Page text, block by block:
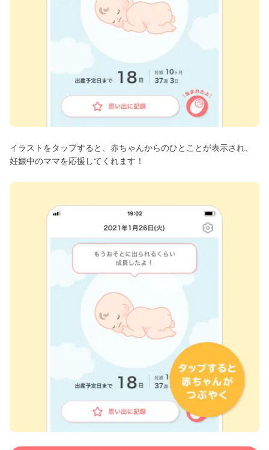
イラストをタップすると、赤ちゃんからのひとことが表示され、
妊娠中のママを応援してくれます！